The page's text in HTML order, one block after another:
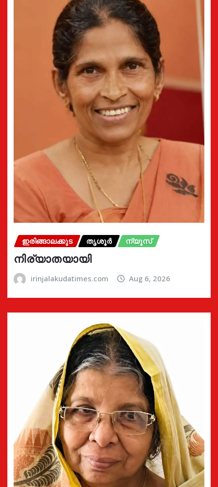
ഇരിങ്ങാലക്കുട തൃശൂർ ന്യൂസ്
നിര്യാതയായി
irinjalakudatimes.com Aug 6, 2026